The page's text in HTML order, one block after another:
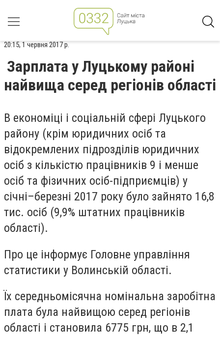
20:15, 1 червня 2017 р.
Зарплата у Луцькому районі
найвища серед регіонів області
В економіці і соціальній сфері Луцького
району (крім юридичних осіб та
відокремлених підрозділів юридичних
осіб з кількістю працівників 9 і менше
осіб та фізичних осіб-підприємців) у
січні–березні 2017 року було зайнято 16,8
тис. осіб (9,9% штатних працівників
області).
Про це інформує Головне управління
статистики у Волинській області.
Їх середньомісячна номінальна заробітна
плата була найвищою серед регіонів
області і становила 6775 грн, що в 2,1